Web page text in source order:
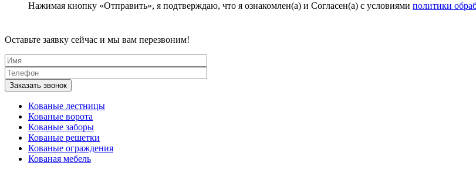
Нажимая кнопку «Отправить», я подтверждаю, что я ознакомлен(а) и Согласен(а) с условиями политики
Оставьте заявку сейчас и мы вам перезвоним!
Кованые лестницы
Кованые ворота
Кованые заборы
Кованые решетки
Кованые ограждения
Кованая мебель